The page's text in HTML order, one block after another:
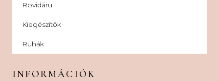
Rövidáru
Kiegészítők
Ruhák
INFORMÁCIÓK